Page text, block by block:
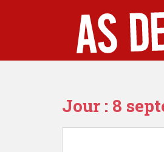
t
Jour : 8